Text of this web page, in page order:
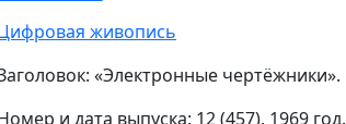
живопись
«Электронные чертёжники».
и дата выпуска: 12 (457), 1969 год.